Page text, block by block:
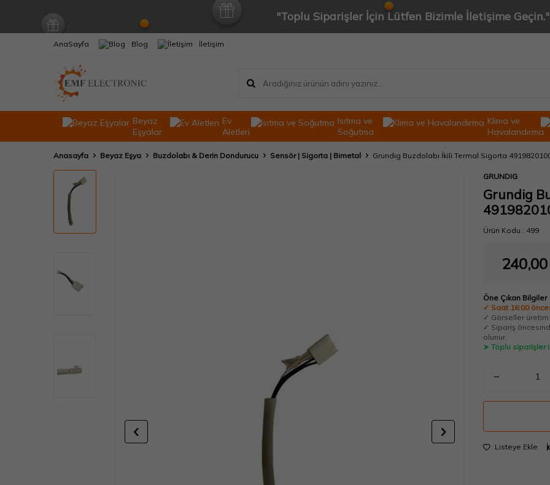
"Toplu Siparişler İçin Lütfen Bizimle İletişime Geçin."
AnaSayfa Blog İletişim
Beyaz
Eşyalar
Ev
Aletleri
Isıtma ve
Soğutma
Klima ve
Havalandırma
Anasayfa Beyaz Eşya Buzdolabı & Derin Dondurucu Sensör | Sigorta | Bimetal Grundig Buzdolabı İkili Termal Sigorta
GRUNDIG
Grundig
Ürün Kodu : 499
240,00
Öne Çıkan Bilgiler
✓ Saat 16:00
✓ Görseller üretim
✓ Sipariş
olunur.
➤ Toplu siparişler
Listeye Ekle